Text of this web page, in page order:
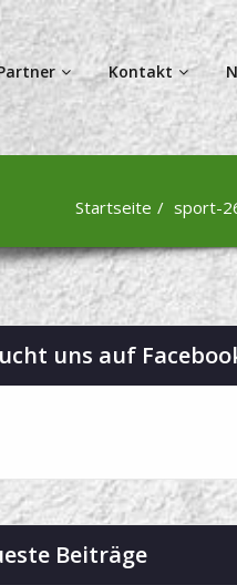
Kontakt
Startseite sport-
uns auf
Beiträge